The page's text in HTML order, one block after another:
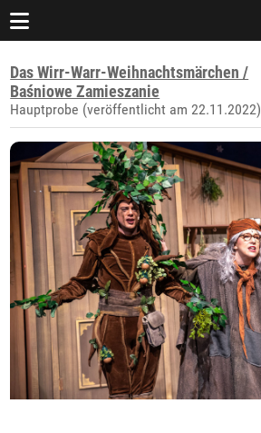
Das Wirr-Warr-Weihnachtsmärchen /
Baśniowe Zamieszanie
Hauptprobe (veröffentlicht am 22.11.2022)